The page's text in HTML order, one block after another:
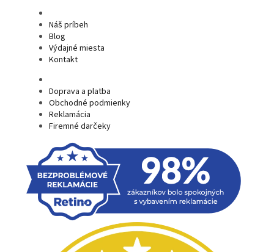
Náš príbeh
Blog
Výdajné miesta
Kontakt
Doprava a platba
Obchodné podmienky
Reklamácia
Firemné darčeky